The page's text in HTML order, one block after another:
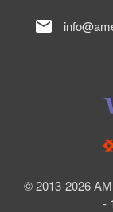
© 2013-2026
-
mail